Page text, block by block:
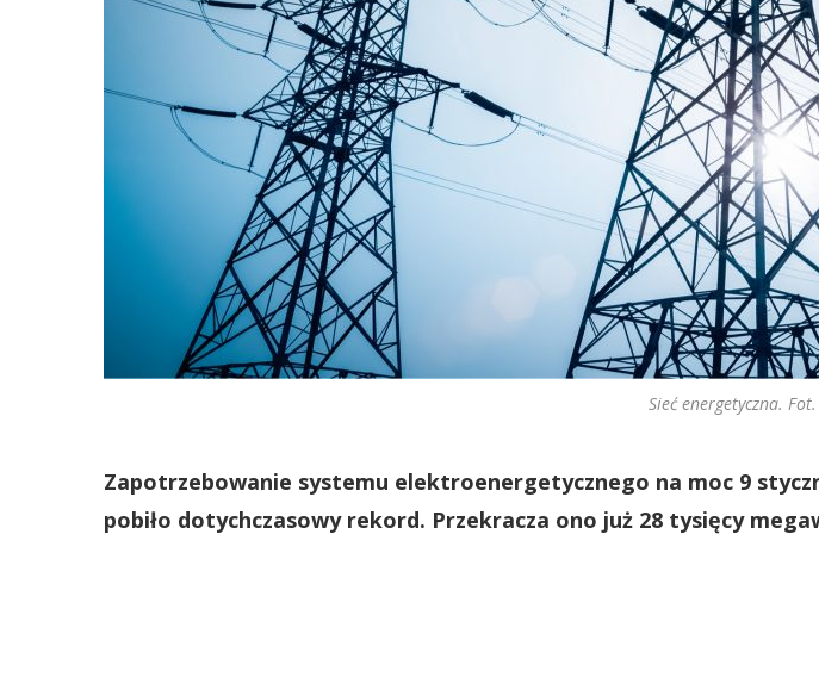
Sieć energetyczna.
Zapotrzebowanie systemu elektroenergetycznego na moc 9
pobiło dotychczasowy rekord. Przekracza ono już 28 tysięcy